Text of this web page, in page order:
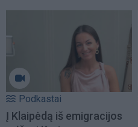
Podkastai
Į Klaipėdą iš emigracijos